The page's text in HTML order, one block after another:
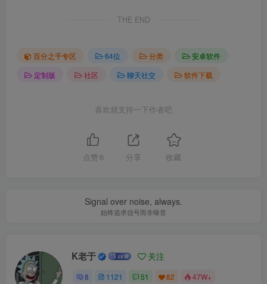
THE END
百分之千专区 64位 分类
安卓软件
定制版
社区 聊天社交 软件下载
喜欢就支持一下作者吧
点赞 6 分享 收藏
Signal over noise, always.
始终追求信号而非噪音
K老于 关注
8 1121 51 82 47W+